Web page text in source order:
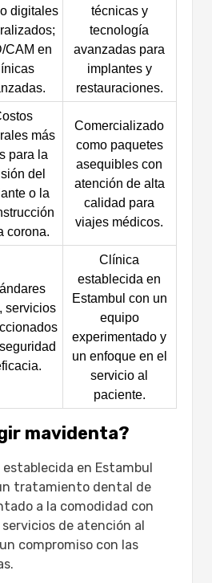
digitales
CAM en
técnicas y
tecnología
avanzadas para
implantes y
restauraciones.
más
para la
del
o la
corona.
Comercializado
como paquetes
asequibles con
atención de alta
calidad para
viajes médicos.
servicios
Clínica
establecida en
Estambul con un
equipo
experimentado y
un enfoque en el
servicio al
paciente.
mavidenta?
en Estambul
tratamiento dental de
a la comodidad con
de atención al
compromiso con las